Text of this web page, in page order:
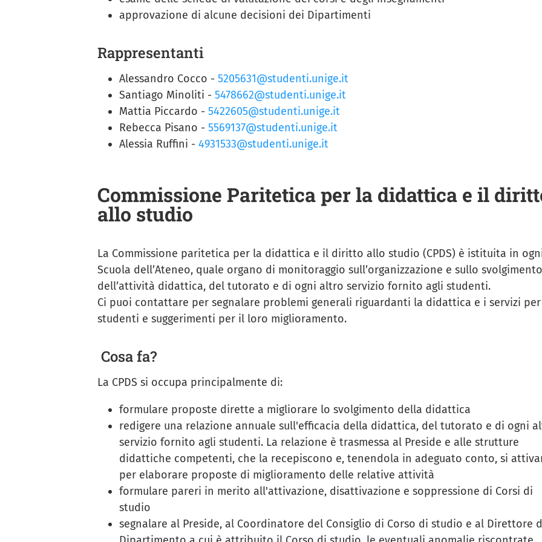
approvazione di alcune decisioni dei Dipartimenti
Rappresentanti
Alessandro Cocco - 5205631@studenti.unige.it
Santiago Minoliti - 5478662@studenti.unige.it
Mattia Piccardo - 5422605@studenti.unige.it
Rebecca Pisano - 5569137@studenti.unige.it
Alessia Ruffini - 4931533@studenti.unige.it
Commissione Paritetica per la didattica e il
allo studio
La Commissione paritetica per la didattica e il diritto allo studio (CPDS) è istituita in
Scuola dell’Ateneo, quale organo di monitoraggio sull’organizzazione e sullo svolgimento
dell’attività didattica, del tutorato e di ogni altro servizio fornito agli studenti.
Ci puoi contattare per segnalare problemi generali riguardanti la didattica e i servizi
studenti e suggerimenti per il loro miglioramento.
Cosa fa?
La CPDS si occupa principalmente di:
formulare proposte dirette a migliorare lo svolgimento della didattica
redigere una relazione annuale sull'efficacia della didattica, del tutorato e di ogni
servizio fornito agli studenti. La relazione è trasmessa al Preside e alle strutture
didattiche competenti, che la recepiscono e, tenendola in adeguato conto, si
per elaborare proposte di miglioramento delle relative attività
formulare pareri in merito all'attivazione, disattivazione e soppressione di Corsi di
studio
segnalare al Preside, al Coordinatore del Consiglio di Corso di studio e al Direttore